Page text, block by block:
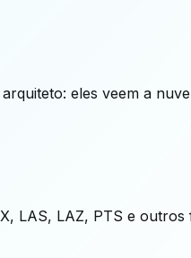
eles veem a
LAS, LAZ, PTS e